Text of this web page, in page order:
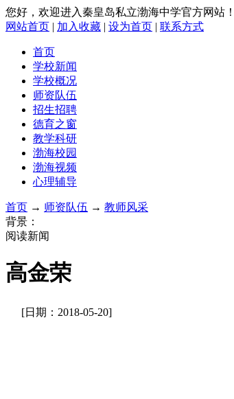
您好，欢迎进入秦皇岛私立渤海中学官方网站！
网站首页 | 加入收藏 | 设为首页 | 联系方式
首页
学校新闻
学校概况
师资队伍
招生招聘
德育之窗
教学科研
渤海校园
渤海视频
心理辅导
首页 → 师资队伍 → 教师风采
背景：
阅读新闻
高金荣
[日期：2018-05-20]